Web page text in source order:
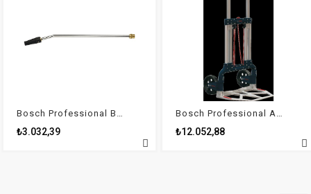
Bosch Professional Basınçlı Yıkama Aksesuarı - Ayarlı Püskürtme Ucu
₺3.032,39
Bosch Professional Alu-Caddy Collapsible Taşıma Arabası
₺12.052,88